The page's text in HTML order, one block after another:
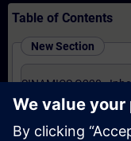
Table of Contents
New Section
SINAMICS G220 -
(Präsenz-Training)